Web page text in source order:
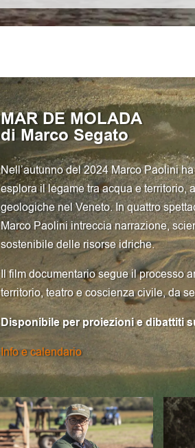
MAR DE MOLADA
di Marco Segato
Nell’autunno del 2024 Marco Paolini
esplora il legame tra acqua e territorio,
geologiche nel Veneto. In quattro
Marco Paolini intreccia narrazione,
sostenibile delle risorse idriche.
Il film documentario segue il processo
territorio, teatro e coscienza civile, da
Disponibile per proiezioni e dibattiti
Info e calendario